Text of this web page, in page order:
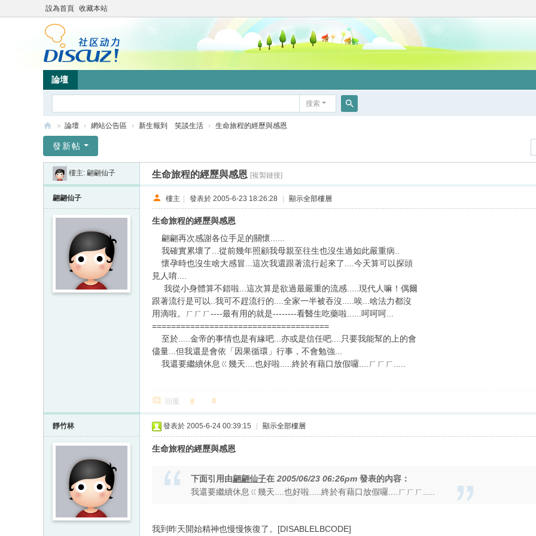
設為首頁 收藏本站
論壇
搜索
竹
» 論壇 › 網站公告區 › 新生報到 笑談生活 › 生命旅程的經歷與感恩
發新帖
樓主: 翩翩仙子 生命旅程的經歷與感恩 [複製鏈接]
翩翩仙子 樓主 | 發表於 2005-6-23 18:26:28 | 顯示全部樓層
生命旅程的經歷與感恩
翩翩再次感謝各位手足的關懷......
我確實累壞了...從前幾年照顧我母親至往生也沒生過如此嚴重病..
懷孕時也沒生啥大感冒...這次我還跟著流行起來了....今天算可以探頭
見人唷....
我從小身體算不錯啦...這次算是欲過最嚴重的流感.....現代人嘛！偶爾
跟著流行是可以..我可不趕流行的....全家一半被吞沒.....唉...啥法力都沒
用滴啦。ㄏㄏㄏ----最有用的就是--------看醫生吃藥啦......呵呵呵...
=====================================
至於.....金帝的事情也是有緣吧...亦或是信任吧....只要我能幫的上的會
儘量...但我還是會依「因果循環」行事，不會勉強...
我還要繼續休息ㄍ幾天....也好啦.....終於有藉口放假囉....ㄏㄏㄏ.....
回覆
靜竹林 發表於 2005-6-24 00:39:15 顯示全部樓層
生命旅程的經歷與感恩
下面引用由翩翩仙子在 2005/06/23 06:26pm 發表的內容：
我還要繼續休息ㄍ幾天....也好啦.....終於有藉口放假囉....ㄏㄏㄏ.....
我到昨天開始精神也慢慢恢復了。[DISABLELBCODE]